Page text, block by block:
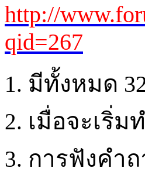
http://
qid=267
มีทั้งหมด
เมื่อจะเริ่ม
การฟังคำ